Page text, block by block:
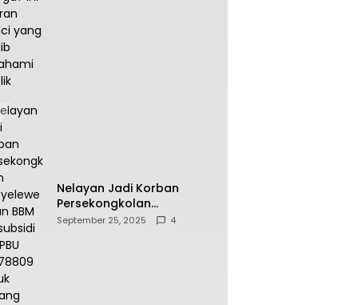
Nelayan Jadi Korban
Persekongkolan
Penyelewengan BBM
September 25, 2025 4